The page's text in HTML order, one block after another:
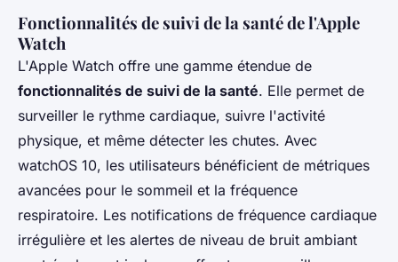
Fonctionnalités de suivi de la santé de l'Apple
Watch
L'Apple Watch offre une gamme étendue de
fonctionnalités de suivi de la santé. Elle permet de
surveiller le rythme cardiaque, suivre l'activité
physique, et même détecter les chutes. Avec
watchOS 10, les utilisateurs bénéficient de métriques
avancées pour le sommeil et la fréquence
respiratoire. Les notifications de fréquence cardiaque
irrégulière et les alertes de niveau de bruit ambiant